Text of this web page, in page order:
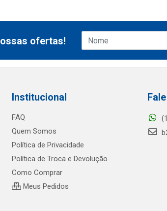
ofertas!
Institucional
FAQ
Quem Somos
Política de Privacidade
Política de Troca e Devolução
Como Comprar
Meus Pedidos